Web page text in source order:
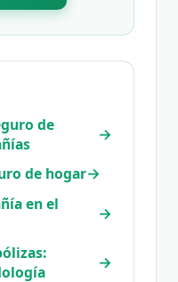
de
→
de hogar→
en el
→
→